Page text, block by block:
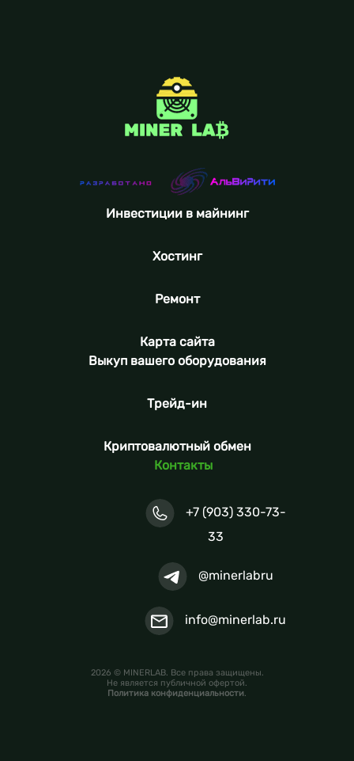
Инвестиции в майнинг
Хостинг
Ремонт
Карта сайта
Выкуп вашего оборудования
Трейд-ин
Криптовалютный обмен
Контакты
+7 (903) 330-73-
33
@minerlabru
info@minerlab.ru
2026 © MINERLAB. Все права защищены.
Не является публичной офертой.
Политика конфиденциальности.